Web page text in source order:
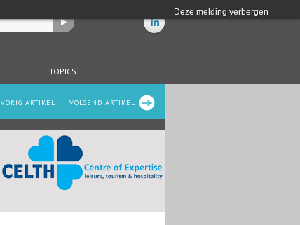
Deze melding verbergen
TOPICS
VOLGEND ARTIKEL
VORIG ARTIKEL